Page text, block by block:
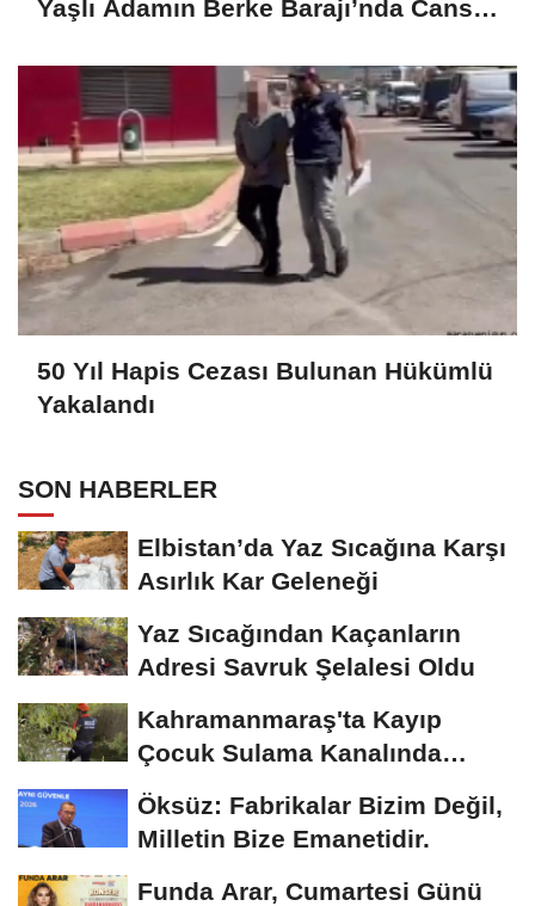
Yaşlı Adamın Berke Barajı’nda Cansız
50 Yıl Hapis Cezası Bulunan Hükümlü
Yakalandı
SON HABERLER
Elbistan’da Yaz Sıcağına Karşı
Asırlık Kar Geleneği
Yaz Sıcağından Kaçanların
Adresi Savruk Şelalesi Oldu
Kahramanmaraş'ta Kayıp
Çocuk Sulama Kanalında
Öksüz: Fabrikalar Bizim Değil,
Milletin Bize Emanetidir.
Funda Arar, Cumartesi Günü